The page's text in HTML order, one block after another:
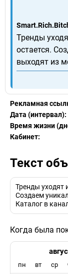
Тренды
остается.
выходят из
Рекламная
Дата (интервал):
Время жизни
Кабинет:
Текст
Тренды уходят
Создаем
Каталог в
Когда была
пн вт ср